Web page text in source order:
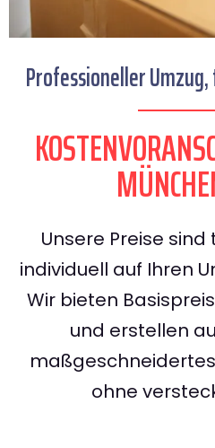
Professioneller
Unsere Preise
individuell auf Ihren
Wir bieten
und erstellen
ohne